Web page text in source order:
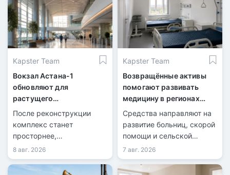
Kapster Team
Вокзал Астана-1
обновляют для
растущего
пассажиропотока
После реконструкции
комплекс станет
просторнее,
технологичнее и
доступнее.
8 авг. 2026
Kapster Team
Возвращённые активы
помогают развивать
медицину в регионах
Казахстана
Средства направляют на
развитие больниц, скорой
помощи и сельской
медицины.
7 авг. 2026